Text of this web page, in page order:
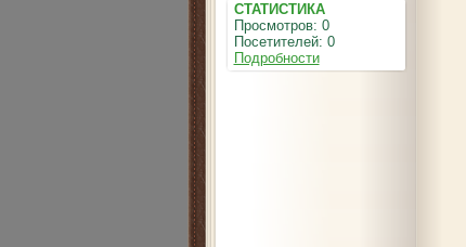
СТАТИСТИКА
Просмотров: 0
Посетителей: 0
Подробности